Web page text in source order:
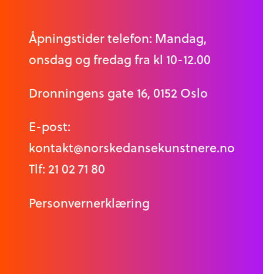
Åpningstider telefon: Mandag,
onsdag og fredag fra kl 10-12.00
Dronningens gate 16, 0152 Oslo
E-post:
kontakt@norskedansekunstnere.no
Tlf: 21 02 71 80
Personvernerklæring